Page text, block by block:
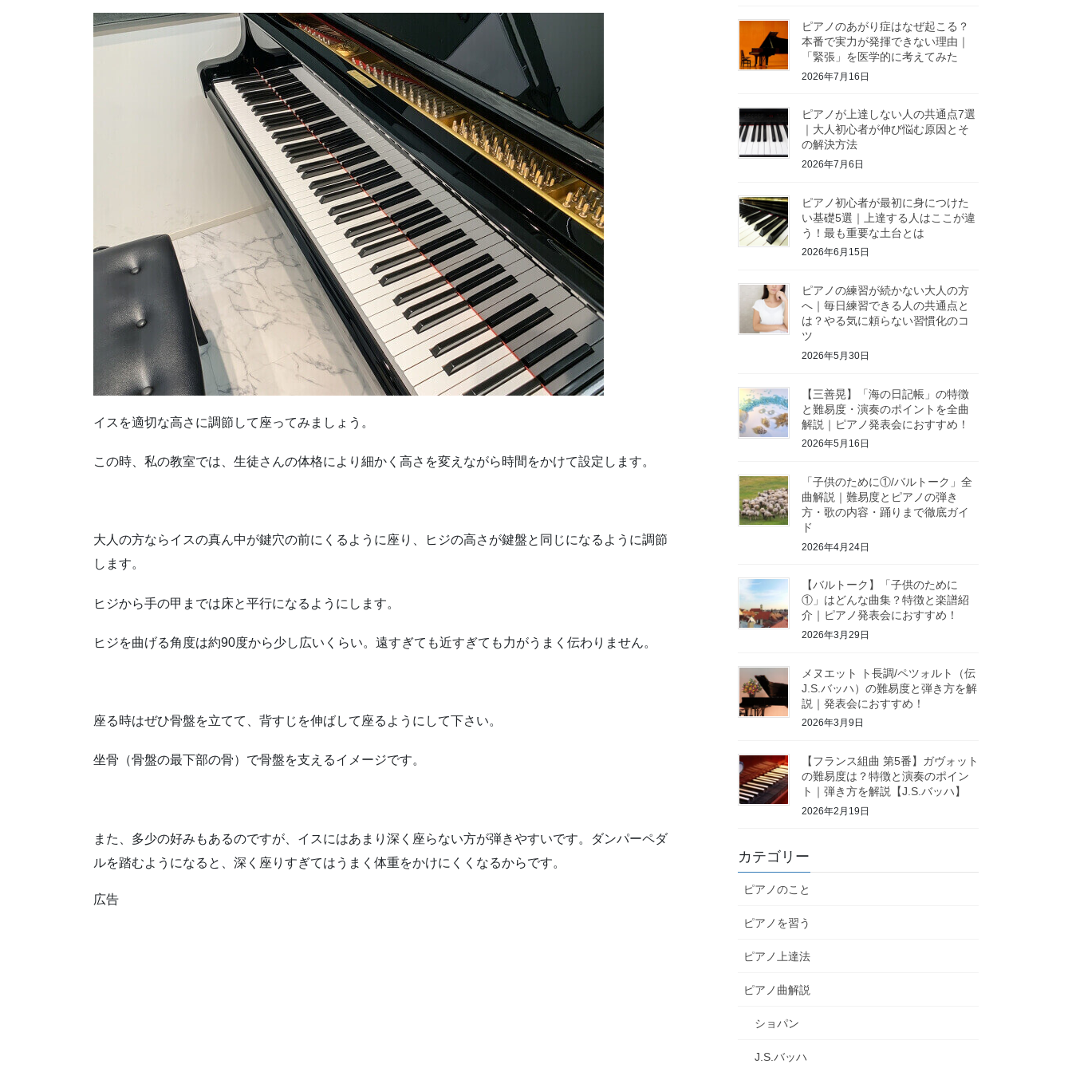
イスを適切な高さに調節して座ってみましょう。
この時、私の教室では、生徒さんの体格により細かく高さを変えながら時間をかけて設定します。
大人の方ならイスの真ん中が鍵穴の前にくるように座り、ヒジの高さが鍵盤と同じになるように調節
します。
ヒジから手の甲までは床と平行になるようにします。
ヒジを曲げる角度は約90度から少し広いくらい。遠すぎても近すぎても力がうまく伝わりません。
座る時はぜひ骨盤を立てて、背すじを伸ばして座るようにして下さい。
坐骨（骨盤の最下部の骨）で骨盤を支えるイメージです。
また、多少の好みもあるのですが、イスにはあまり深く座らない方が弾きやすいです。ダンパーペダ
ルを踏むようになると、深く座りすぎてはうまく体重をかけにくくなるからです。
広告
ピアノのあがり症はなぜ起こる？
本番で実力が発揮できない理由｜
「緊張」を医学的に考えてみた
2026年7月16日
ピアノが上達しない人の共通点7選
｜大人初心者が伸び悩む原因とそ
の解決方法
2026年7月6日
ピアノ初心者が最初に身につけた
い基礎5選｜上達する人はここが違
う！最も重要な土台とは
2026年6月15日
ピアノの練習が続かない大人の方
へ｜毎日練習できる人の共通点と
は？やる気に頼らない習慣化のコ
ツ
2026年5月30日
【三善晃】「海の日記帳」の特徴
と難易度・演奏のポイントを全曲
解説｜ピアノ発表会におすすめ！
2026年5月16日
「子供のために①/バルトーク」全
曲解説｜難易度とピアノの弾き
方・歌の内容・踊りまで徹底ガイ
ド
2026年4月24日
【バルトーク】「子供のために
①」はどんな曲集？特徴と楽譜紹
介｜ピアノ発表会におすすめ！
2026年3月29日
メヌエット ト長調/ペツォルト（伝
J.S.バッハ）の難易度と弾き方を解
説｜発表会におすすめ！
2026年3月9日
【フランス組曲 第5番】ガヴォット
の難易度は？特徴と演奏のポイン
ト｜弾き方を解説【J.S.バッハ】
2026年2月19日
カテゴリー
ピアノのこと
ピアノを習う
ピアノ上達法
ピアノ曲解説
ショパン
J.S.バッハ